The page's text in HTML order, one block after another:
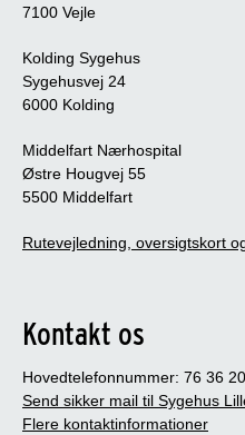
7100 Vejle
Kolding Sygehus
Sygehusvej 24
6000 Kolding
Middelfart Nærhospital
Østre Hougvej 55
5500 Middelfart
Rutevejledning, oversigtskort
Kontakt os
Hovedtelefonnummer: 76 36
Send sikker mail til Sygehus
Flere kontaktinformationer